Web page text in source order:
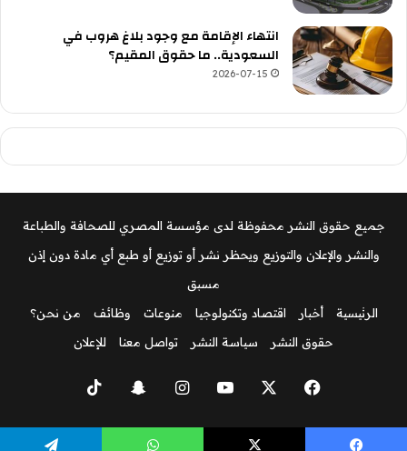
انتهاء الإقامة مع وجود بلاغ هروب في
السعودية.. ما حقوق المقيم؟
2026-07-15
جميع حقوق النشر محفوظة لدى مؤسسة المصري للصحافة والطباعة
والنشر والإعلان والتوزيع ويحظر نشر أو توزيع أو طبع أي مادة دون إذن
مسبق
الرئيسية
أخبار اقتصاد وتكنولوجيا منوعات وظائف
من نحن؟
حقوق النشر
سياسة النشر تواصل معنا للإعلان
فيسبوك ‫YouTubeانستقرامسناب
تشات